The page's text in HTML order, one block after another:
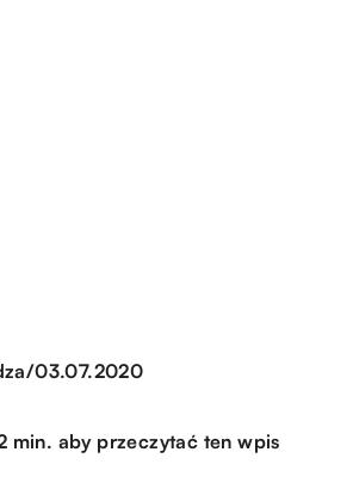
/03.07.2020
min. aby przeczytać ten wpis